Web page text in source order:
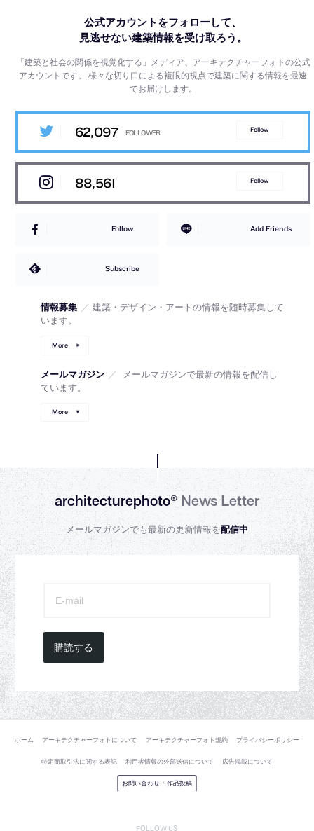
公式アカウントをフォローして、
見逃せない建築情報を受け取ろう。
「建築と社会の関係を視覚化する」メディア、アーキテクチャーフォトの公式
アカウントです。様々な切り口による複眼的視点で建築に関する情報を最速
でお届けします。
62,097 Follow
88,561 Follow
Follow Add Friends
Subscribe
情報募集 ／ 建築・デザイン・アートの情報を随時募集して
います。
More
メールマガジン ／
メールマガジンで最新の情報を配信し
ています。
More
architecturephoto®News Letter
メールマガジンでも最新の更新情報を配信中
購読する
ホーム アーキテクチャーフォトについて アーキテクチャーフォト規約 プライバシーポリシー
特定商取引法に関する表記 利用者情報の外部送信について 広告掲載について
お問い合わせ / 作品投稿